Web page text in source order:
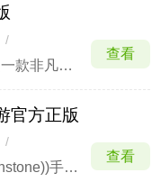
/
炉石传说亚服手机版是一款非凡的卡牌交换游戏，它恐怕就是同类游戏中最优秀的作品。事实上，它唯一的问题就是，它真的太棒了，以至于你根本停不下来。 在炉石传说亚服官方正版游戏中玩家们可以扮演机敏的潜行者、强大的法师等有十个英雄职业自由选择，并且无论是随从、法术、任务还
查看
官方正版
/
炉石传说国际服(Hearthstone))手游官方正版是一款简单易学却爱不释手的策略卡牌游戏！炉石传说国际服手里你不在是单单匹配中国玩家了，你还可以匹配到日本、美国、韩国等超多国家的游戏玩家一起同台竞技享受热血刺激的游戏乐趣，支持如英语、西班牙语、葡萄牙语、俄语、简体中文等
查看